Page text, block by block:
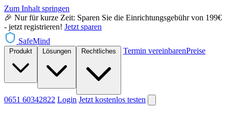
Zum Inhalt springen
🎉 Nur für kurze Zeit: Sparen Sie die Einrichtungsgebühr von 199€
- jetzt registrieren! Jetzt sparen
SafeMind
Termin vereinbarenPreise
0651 60342822 Login Jetzt kostenlos testen